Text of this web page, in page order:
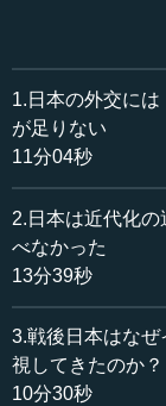
日本人の苦手な
日本人のインテ
京都大学名誉教
話）
収録日：2017年
追加日：2018年5
カテゴリー：
国際
国際一般
≪全文≫
●インテリジェ
する」
質問 先生は今、
著書を執筆され
ンス・ヒストリ
1.日本の外交には
が足りない
11分04秒
2.日本は近代化
べなかった
13分39秒
3.戦後日本はな
視してきたのか？
10分30秒